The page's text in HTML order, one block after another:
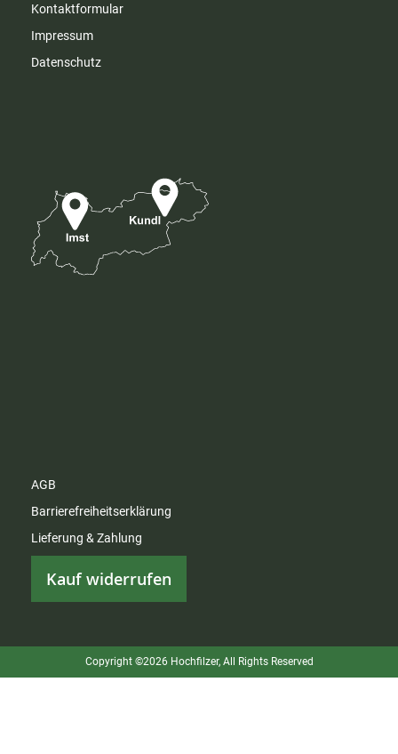
Kontaktformular
Impressum
Datenschutz
AGB
Barrierefreiheitserklärung
Lieferung & Zahlung
Kauf widerrufen
Copyright ©2026 Hochfilzer, All Rights Reserved